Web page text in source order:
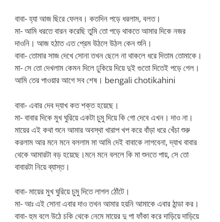
বাবা- হ্যা আজ ছিরে ফেলব। কতদিন পড়ে ধরলাম, বলত।
মা- আমি ধরতে বারন করেছি তুমি তো পড়ে থাকতে আমার দিকে নজর
দাওনি। আজ হঠাত এত প্রেম উঠলে উঠল কেন শুনি।
বাবা- তোমার সাজ দেখে সোনা তখন ছেলে না থাকলে ধরে দিতাম তোমাকে।
মা- সে তো দেখলাম কেমন দিলে ঢুকিয়ে দিয়ে দুই গুতো দিতেই পড়ে গেল।
আমি তের পাওয়ার আগে সব শেষ। bengali chotikahini
বাবা- এবার দেব দ্যাখ কত শক্ত হয়েছে।
মা- বাবার দিকে মুখ ঘুরিয়ে একটা চুমু দিয়ে কি গো দেবে এখন। দাও না।
মায়ের এই কথা শুনে আমার অবস্থা খারাপ খপ করে বাঁড়া ধরে খেঁচা শুরু
করলাম আর মনে মনে বললাম মা আমি দেই বাবাকে লাগবেনা, দ্যাখ বাবার
থেকে আমারটা বড় হয়েছে।মনে মনে বললে কি মা শুনতে পায়, সে তো
বাবারটা নিয়ে ব্যাস্ত।
বাবা- মায়ের মুখ ঘুরিয়ে চুমু দিতে লাগল ঠোঁটে।
মা- আঃ এই সোনা এবার দাও তখন আমার হয়নি আমাকে এবার ঠান্ডা কর।
বাবা- হুম বলে উঠে চকি থেকে নেমে মায়ের দু পা ফাঁকা করে দাড়িয়ে দাড়িয়ে